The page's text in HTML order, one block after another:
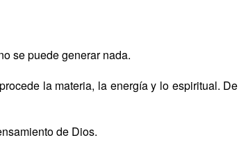
se puede generar nada.
la materia, la energía y lo espiritual.
de Dios.